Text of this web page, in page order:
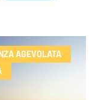
AGEVOLATA